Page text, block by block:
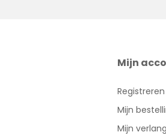
Mijn
Registreren
Mijn
Mijn